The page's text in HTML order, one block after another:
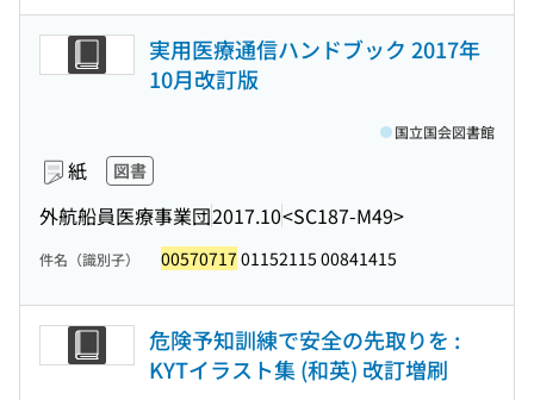
実用医療通信ハンドブック 2017年
10月改訂版
紙 図書
外航船員医療事業団2017.10<SC187-M49>
国立国会図書館
件名（識別子） 00570717 01152115 00841415
危険予知訓練で安全の先取りを :
KYTイラスト集 (和英) 改訂増刷